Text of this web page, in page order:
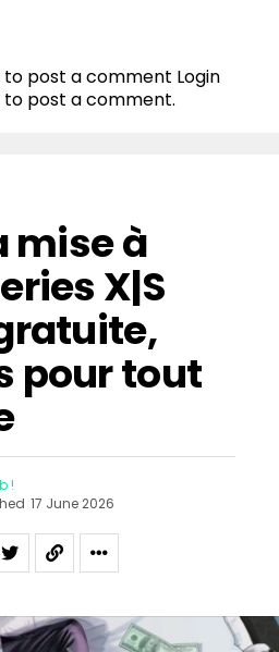
to post a comment Login
to post a comment.
mise à
X|S
pour tout
!
17 June 2026